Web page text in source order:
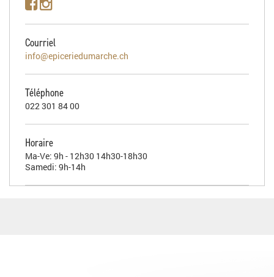
Courriel
info@epiceriedumarche.ch
Téléphone
022 301 84 00
Horaire
Ma-Ve: 9h - 12h30 14h30-18h30
Samedi: 9h-14h